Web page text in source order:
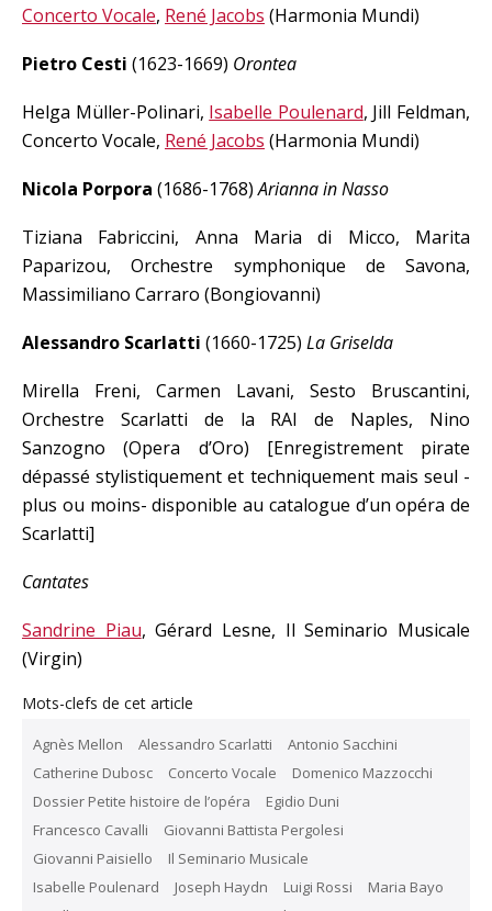
Concerto Vocale, René Jacobs (Harmonia Mundi)
Pietro Cesti (1623-1669) Orontea
Helga Müller-Polinari, Isabelle Poulenard, Jill Feldman,
Concerto Vocale, René Jacobs (Harmonia Mundi)
Nicola Porpora (1686-1768)Arianna in Nasso
Tiziana Fabriccini, Anna Maria di Micco, Marita
Paparizou, Orchestre symphonique de Savona,
Massimiliano Carraro (Bongiovanni)
Alessandro Scarlatti (1660-1725) La Griselda
Mirella Freni, Carmen Lavani, Sesto Bruscantini,
Orchestre Scarlatti de la RAI de Naples, Nino
Sanzogno (Opera d’Oro) [Enregistrement pirate
dépassé stylistiquement et techniquement mais seul -
plus ou moins- disponible au catalogue d’un opéra de
Scarlatti]
Cantates
Sandrine Piau, Gérard Lesne, Il Seminario Musicale
(Virgin)
Mots-clefs de cet article
Agnès Mellon Alessandro Scarlatti
Antonio Sacchini
Catherine Dubosc
Concerto Vocale
Domenico Mazzocchi
Dossier Petite histoire de l’opéra
Egidio Duni
Francesco Cavalli
Giovanni Battista Pergolesi
Giovanni Paisiello
Il Seminario Musicale
Isabelle Poulenard
Joseph Haydn Luigi Rossi
Maria Bayo